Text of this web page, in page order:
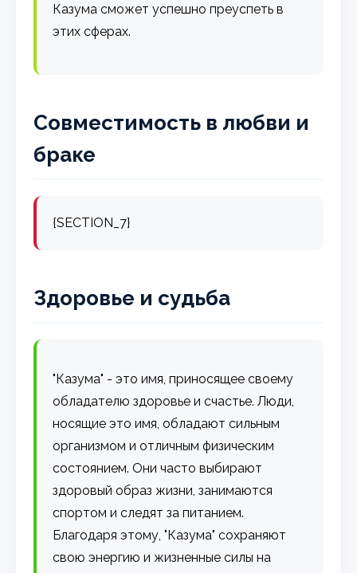
Казума сможет успешно преуспеть в
этих сферах.
Совместимость в любви и
браке
{SECTION_7}
Здоровье и судьба
"Казума" - это имя, приносящее своему
обладателю здоровье и счастье. Люди,
носящие это имя, обладают сильным
организмом и отличным физическим
состоянием. Они часто выбирают
здоровый образ жизни, занимаются
спортом и следят за питанием.
Благодаря этому, "Казума" сохраняют
свою энергию и жизненные силы на